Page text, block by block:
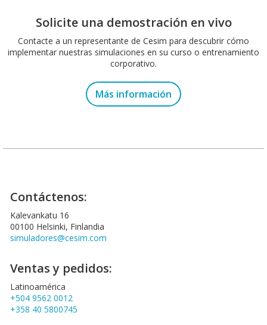
Solicite una demostración en vivo
Contacte a un representante de Cesim para descubrir cómo
implementar nuestras simulaciones en su curso o entrenamiento
corporativo.
Más información
Contáctenos:
Kalevankatu 16
00100 Helsinki, Finlandia
simuladores@cesim.com
Ventas y pedidos:
Latinoamérica
+504 9562 0012
+358 40 5800745